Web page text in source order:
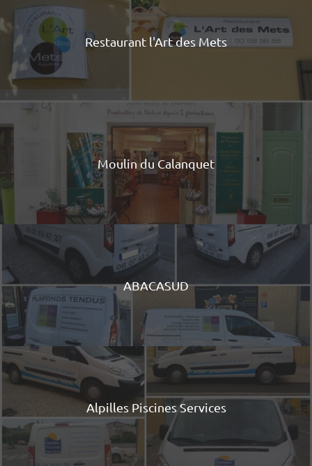
Restaurant l'Art des Mets
Moulin du Calanquet
ABACASUD
Alpilles Piscines Services